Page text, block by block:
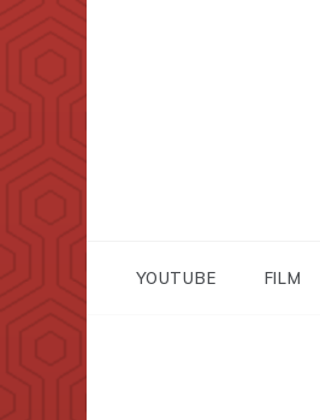
YOUTUBE FILM